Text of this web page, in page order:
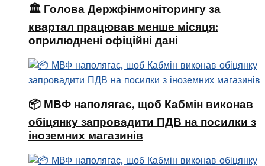
🏛 Голова Держфінмоніторингу за
квартал працював менше місяця:
оприлюднені офіційні дані
📦 МВФ наполягає, щоб Кабмін виконав
обіцянку запровадити ПДВ на посилки з
іноземних магазинів